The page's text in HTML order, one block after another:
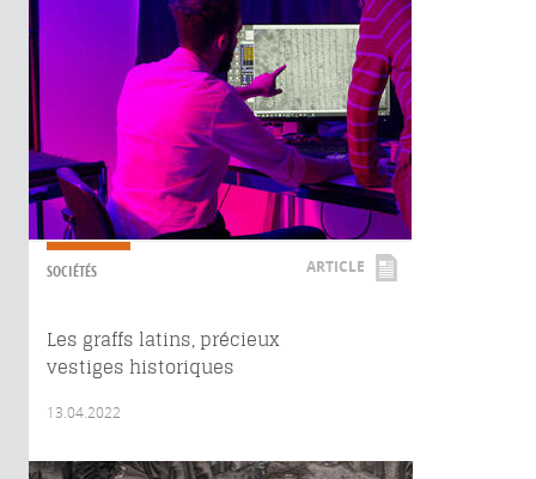
SOCIÉTÉS ARTICLE
Les graffs latins, précieux
vestiges historiques
13.04.2022